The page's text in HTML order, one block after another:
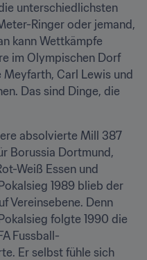
unterschiedlichsten
Ringer oder jemand,
kann Wettkämpfe
im Olympischen Dorf
Carl Lewis und
Das sind Dinge, die
absolvierte Mill 387
Borussia Dortmund,
Weiß Essen und
1989 blieb der
Vereinsebene. Denn
folgte 1990 die
Fussball-
Er selbst fühle sich